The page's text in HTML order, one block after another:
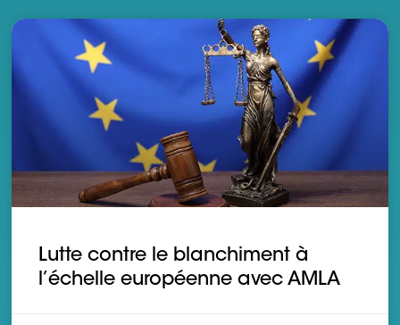
Lutte contre le blanchiment à
l’échelle européenne avec AMLA